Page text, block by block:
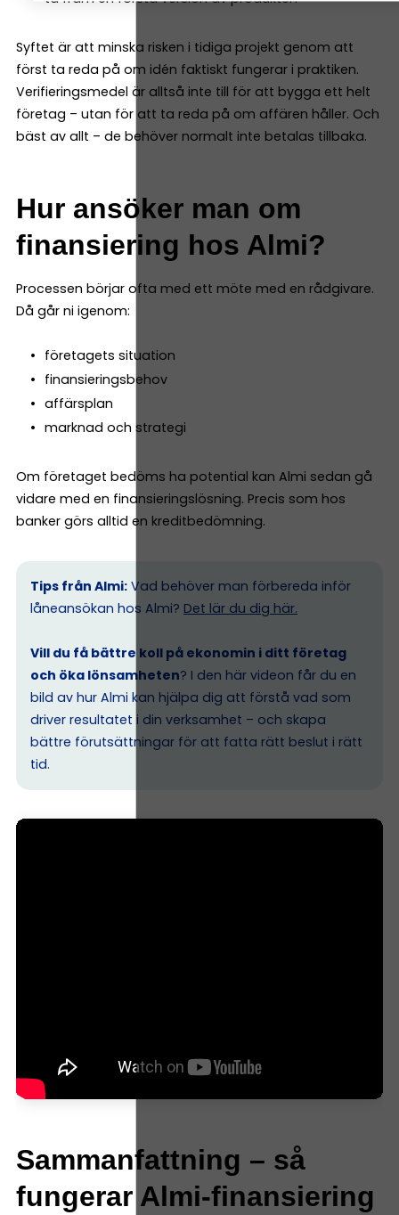
Syftet är att minska risken i tidiga projekt genom att
först ta reda på om idén faktiskt fungerar i praktiken.
Verifieringsmedel är alltså inte till för att bygga ett helt
företag – utan för att ta reda på om affären håller. Och
bäst av allt – de behöver normalt inte betalas tillbaka.
Hur ansöker man om
finansiering hos Almi?
Processen börjar ofta med ett möte med en rådgivare.
Då går ni igenom:
företagets situation
finansieringsbehov
affärsplan
marknad och strategi
Om företaget bedöms ha potential kan Almi sedan gå
vidare med en finansieringslösning. Precis som hos
banker görs alltid en kreditbedömning.
Tips från Almi: Vad behöver man förbereda inför
låneansökan hos Almi? Det lär du dig här.
Vill du få bättre koll på ekonomin i ditt företag
och öka lönsamheten? I den här videon får du en
bild av hur Almi kan hjälpa dig att förstå vad som
driver resultatet i din verksamhet – och skapa
bättre förutsättningar för att fatta rätt beslut i rätt
tid.
Sammanfattning – så
fungerar Almi-finansiering